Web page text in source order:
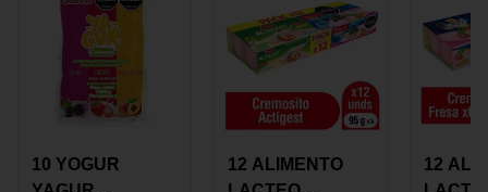
10 YOGUR
12 ALIMENTO
12